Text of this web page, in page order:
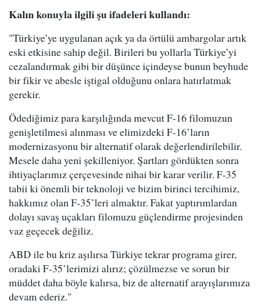
Kalın konuyla ilgili şu ifadeleri kullandı:
"Türkiye’ye uygulanan açık ya da örtülü ambargolar artık
eski etkisine sahip değil. Birileri bu yollarla Türkiye’yi
cezalandırmak gibi bir düşünce içindeyse bunun beyhude
bir fikir ve abesle iştigal olduğunu onlara hatırlatmak
gerekir.
Ödediğimiz para karşılığında mevcut F-16 filomuzun
genişletilmesi alınması ve elimizdeki F-16’ların
modernizasyonu bir alternatif olarak değerlendirilebilir.
Mesele daha yeni şekilleniyor. Şartları gördükten sonra
ihtiyaçlarımız çerçevesinde nihai bir karar verilir. F-35
tabii ki önemli bir teknoloji ve bizim birinci tercihimiz,
hakkımız olan F-35’leri almaktır. Fakat yaptırımlardan
dolayı savaş uçakları filomuzu güçlendirme projesinden
vaz geçecek değiliz.
ABD ile bu kriz aşılırsa Türkiye tekrar programa girer,
oradaki F-35’lerimizi alırız; çözülmezse ve sorun bir
müddet daha böyle kalırsa, biz de alternatif arayışlarımıza
devam ederiz."